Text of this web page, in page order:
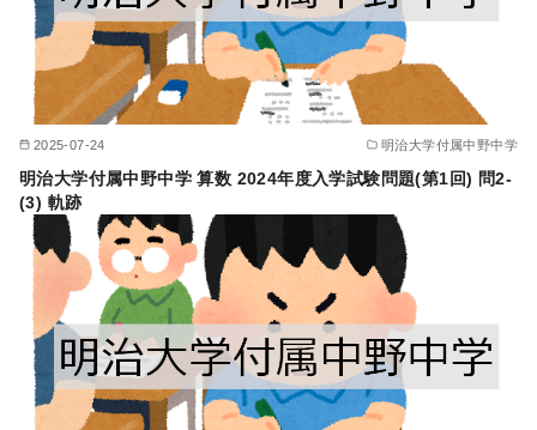
2025-07-24 明治大学付属中野中学
明治大学付属中野中学 算数 2024年度入学試験問題(第1回) 問2-
(3) 軌跡